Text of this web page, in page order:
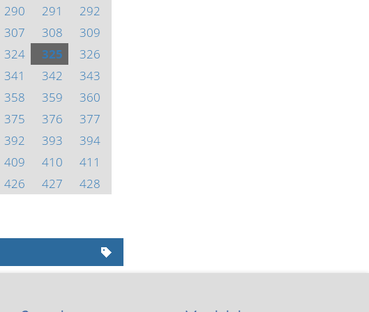
290 291
292
307 308
309
324 325
326
341 342
343
358 359
360
375 376
377
392 393
394
409 410
411
426 427
428